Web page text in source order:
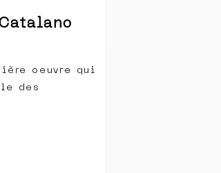
oeuvre qui
des